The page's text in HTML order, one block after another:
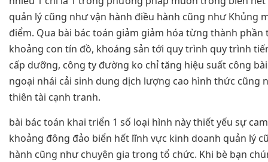
quản lý cũng như vận hành điều hành cũng như Khủng
điểm. Qua bài bác toán giảm giảm hóa từng thành phần
khoảng con tín đồ, khoáng sản tới quy trình quy trình
cấp dưỡng, công ty đường ko chỉ tăng hiệu suất công
ngoại nhái cải sinh dung dịch lượng cao hình thức cũng
thiên tài cạnh tranh.
bài bác toán khai triển 1 số loại hình này thiết yếu sự
khoảng đông đảo biển hết lĩnh vực kinh doanh quản lý
hành cũng như chuyên gia trong tổ chức. Khi bè bạn